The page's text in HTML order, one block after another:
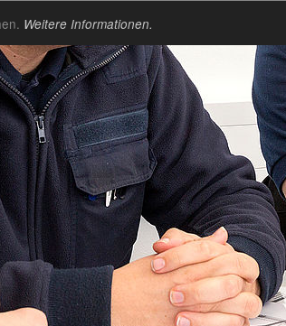
Weitere Informationen.